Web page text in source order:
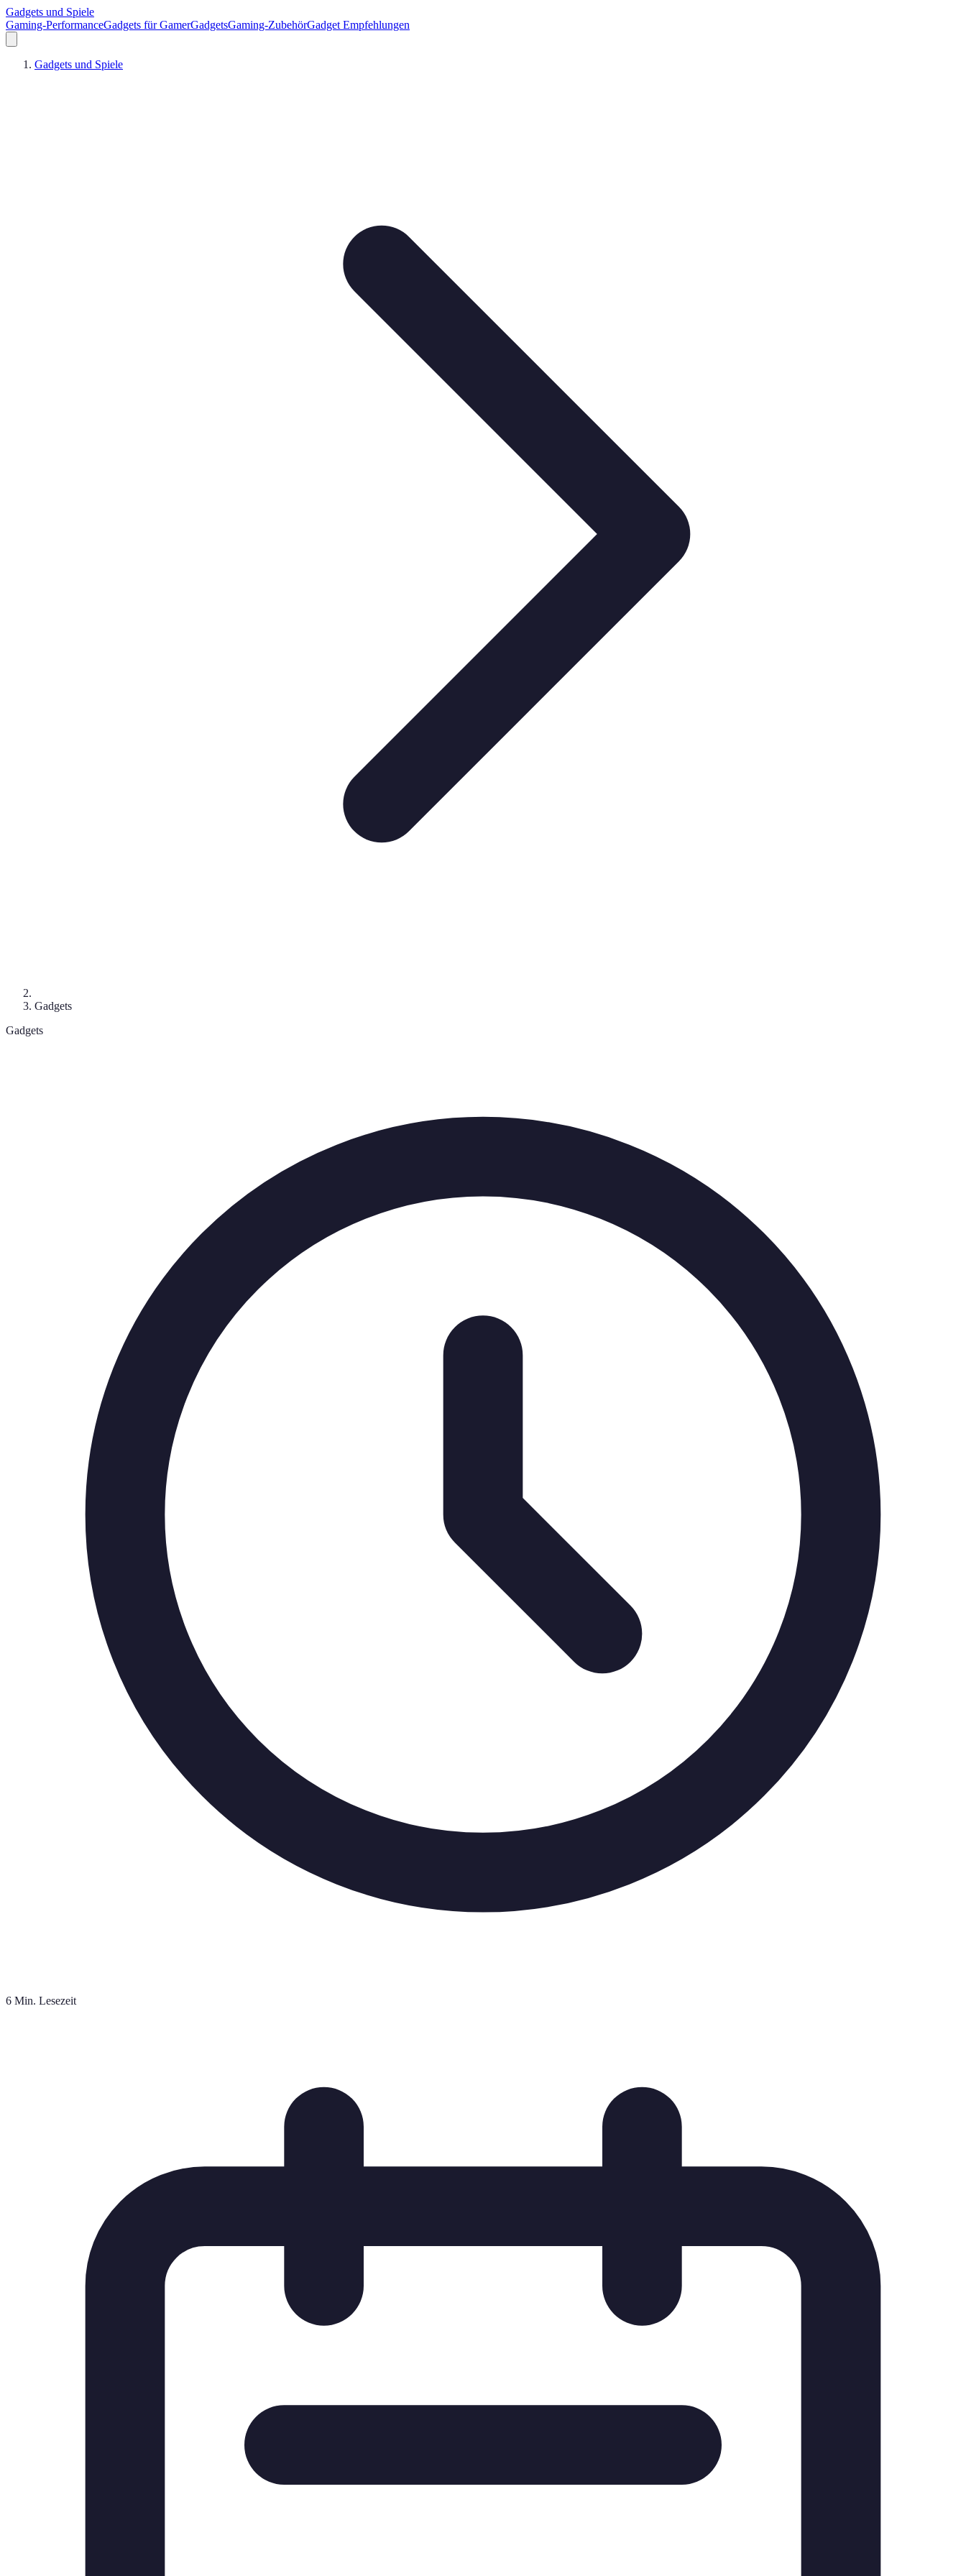
Gadgets und Spiele
Gaming-PerformanceGadgets für GamerGadgetsGaming-ZubehörGadget Empfehlungen
Gadgets und Spiele
Gadgets
Gadgets
6 Min. Lesezeit